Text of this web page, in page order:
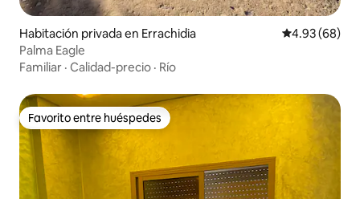
Habitación privada en Errachidia Calificación
4.93 (68)
Palma Eagle
Familiar · Calidad-precio · Río
Favorito entre huéspedes
Favorito entre huéspedes